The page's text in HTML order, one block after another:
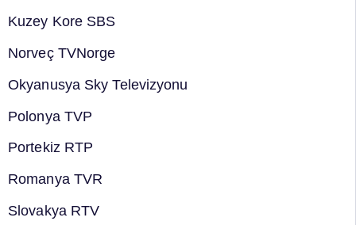
Kuzey Kore SBS
Norveç TVNorge
Okyanusya Sky Televizyonu
Polonya TVP
Portekiz RTP
Romanya TVR
Slovakya RTV